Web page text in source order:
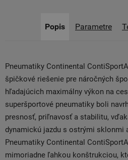
Popis Parametre
Pneumatiky Continental
špičkové riešenie pre náročných
hľadajúcich maximálny výkon na
superšportové pneumatiky boli
presnosť, priľnavosť a stabilitu,
dynamickú jazdu s ostrými sklonmi
Pneumatiky Continental
mimoriadne ľahkou konštrukciou,